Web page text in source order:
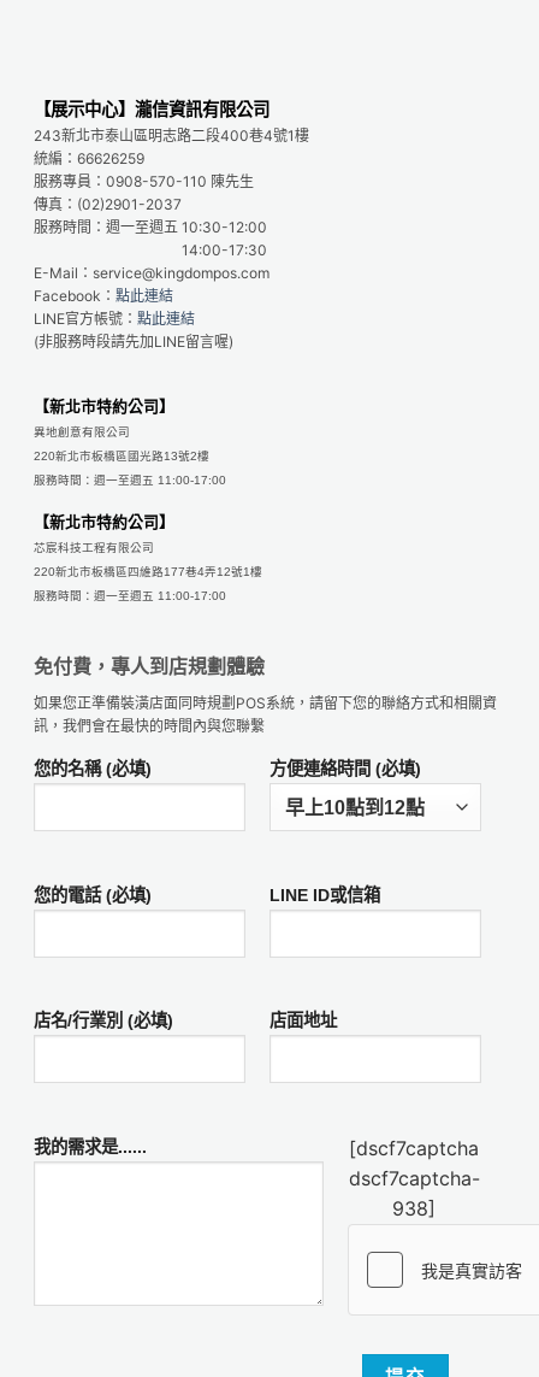
【展示中心】瀧信資訊有限公司
243新北市泰山區明志路二段400巷4號1樓
統編：66626259
服務專員：0908-570-110 陳先生
傳真：(02)2901-2037
服務時間：週一至週五 10:30-12:00
14:00-17:30
E-Mail：service@kingdompos.com
Facebook：點此連結
LINE官方帳號：點此連結
(非服務時段請先加LINE留言喔)
【新北市特約公司】
異地創意有限公司
220新北市板橋區國光路13號2樓
服務時間：週一至週五 11:00-17:00
【新北市特約公司】
芯宸科技工程有限公司
220新北市板橋區四維路177巷4弄12號1樓
服務時間：週一至週五 11:00-17:00
免付費，專人到店規劃體驗
如果您正準備裝潢店面同時規劃POS系統，請留下您的聯絡方式和相關資
訊，我們會在最快的時間內與您聯繫
您的名稱 (必填) 方便連絡時間 (必填)
您的電話 (必填) LINE ID或信箱
店名/行業別 (必填) 店面地址
我的需求是......
[dscf7captcha
dscf7captcha-
938]